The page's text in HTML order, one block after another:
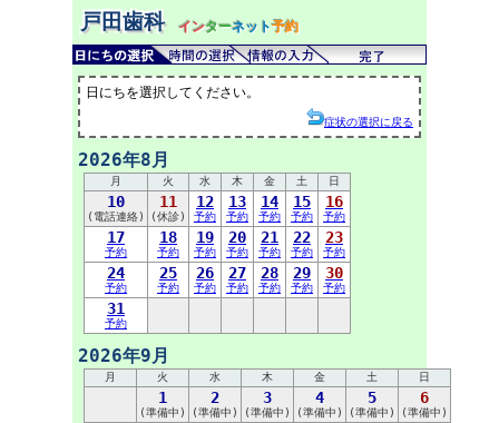
戸田歯科 インターネット予約
日にちを選択してください。
症状の選択に戻る
2026年8月
月 火 水 木 金 土 日
10
(電話連絡)
11
(休診)
12
予約
13
予約
14
予約
15
予約
16
予約
17
予約
18
予約
19
予約
20
予約
21
予約
22
予約
23
予約
24
予約
25
予約
26
予約
27
予約
28
予約
29
予約
30
予約
31
予約
2026年9月
月 火 水 木 金 土 日
1
(準備中)
2
(準備中)
3
(準備中)
4
(準備中)
5
(準備中)
6
(準備中)